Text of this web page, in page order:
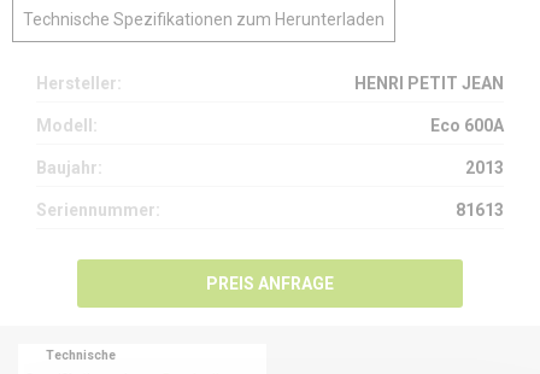
Technische Spezifikationen zum Herunterladen
Hersteller: HENRI PETIT JEAN
Modell: Eco 600A
Baujahr: 2013
Seriennummer: 81613
PREIS ANFRAGE
Technische